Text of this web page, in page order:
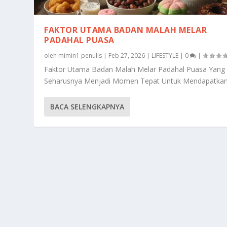
FAKTOR UTAMA BADAN MALAH MELAR
PADAHAL PUASA
oleh mimin1 penulis | Feb 27, 2026 | LIFESTYLE | 0 |
Faktor Utama Badan Malah Melar Padahal Puasa Yang
Seharusnya Menjadi Momen Tepat Untuk
BACA SELENGKAPNYA